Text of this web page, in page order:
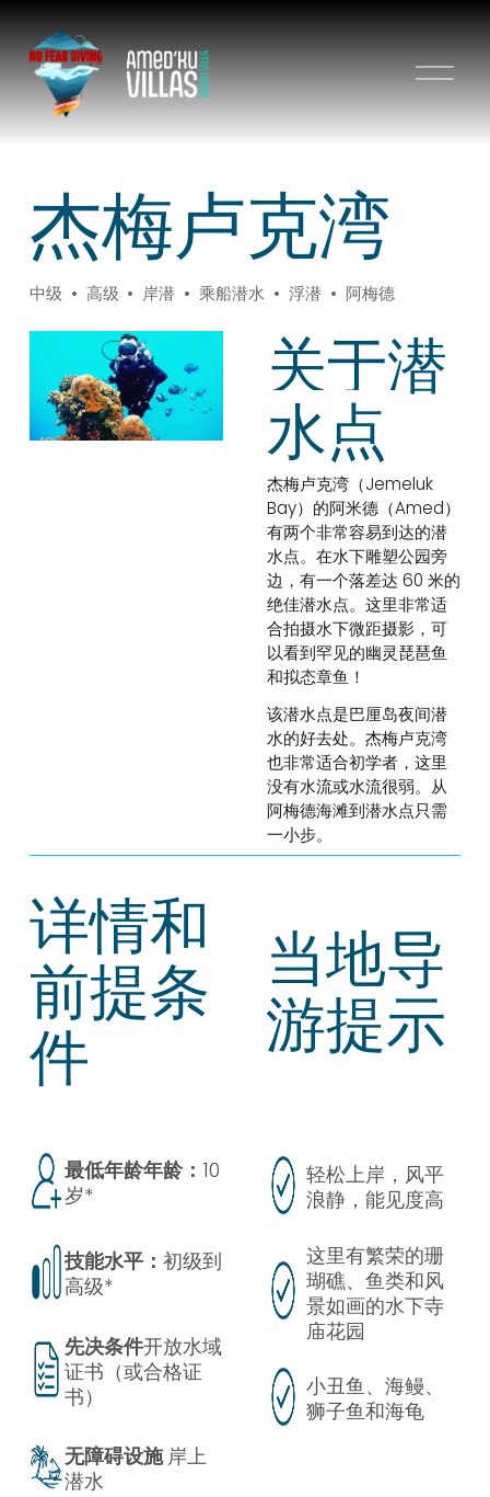
打
开
菜
杰梅卢克湾
中级 高级 岸潜 乘船潜水 浮潜 阿梅德
关于潜
水点
杰梅卢克湾（Jemeluk
Bay）的阿米德（Amed）
有两个非常容易到达的潜
水点。在水下雕塑公园旁
边，有一个落差达 60 米的
绝佳潜水点。这里非常适
合拍摄水下微距摄影，可
以看到罕见的幽灵琵琶鱼
和拟态章鱼！
该潜水点是巴厘岛夜间潜
水的好去处。杰梅卢克湾
也非常适合初学者，这里
没有水流或水流很弱。从
阿梅德海滩到潜水点只需
一小步。
详情和
前提条
件
当地导
游提示
最低年龄年龄： 10
岁*
技能水平： 初级到
高级*
先决条件开放水域
证书（或合格证
书）
无障碍设施 岸上
潜水
轻松上岸，风平
浪静，能见度高
这里有繁荣的珊
瑚礁、鱼类和风
景如画的水下寺
庙花园
小丑鱼、海鳗、
狮子鱼和海龟